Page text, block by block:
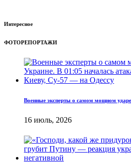
Интересное
ФОТОРЕПОРТАЖИ
Военные эксперты о самом мощном ударе
16 июль, 2026